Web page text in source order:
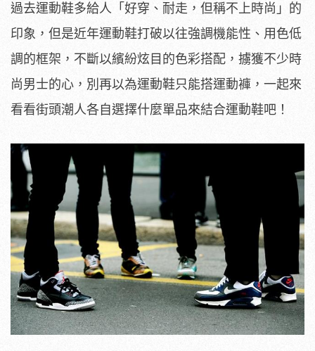
過去運動鞋多給人「好穿、耐走，但稱不上時尚」的
印象，但是近年運動鞋打破以往強調機能性、用色低
調的框架，不斷以繽紛炫目的色彩搭配，擄獲不少時
尚男士的心，別再以為運動鞋只能搭運動褲，一起來
看看街頭潮人各自選擇什麼單品來結合運動鞋吧！